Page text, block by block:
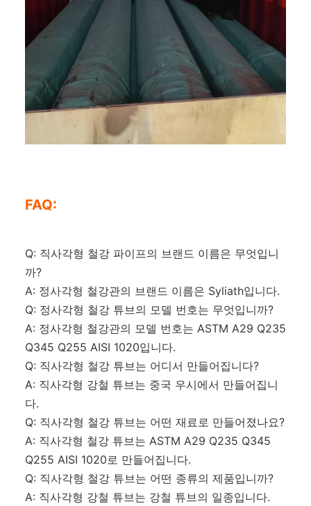
FAQ:
Q: 직사각형 철강 파이프의 브랜드 이름은 무엇입니
까?
A: 정사각형 철강관의 브랜드 이름은 Syliath입니다.
Q: 정사각형 철강 튜브의 모델 번호는 무엇입니까?
A: 정사각형 철강관의 모델 번호는 ASTM A29 Q235
Q345 Q255 AISI 1020입니다.
Q: 직사각형 철강 튜브는 어디서 만들어집니다?
A: 직사각형 강철 튜브는 중국 우시에서 만들어집니
다.
Q: 직사각형 철강 튜브는 어떤 재료로 만들어졌나요?
A: 직사각형 철강 튜브는 ASTM A29 Q235 Q345
Q255 AISI 1020로 만들어집니다.
Q: 직사각형 철강 튜브는 어떤 종류의 제품입니까?
A: 직사각형 강철 튜브는 강철 튜브의 일종입니다.